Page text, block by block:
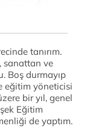
tanırım.
sanattan ve
Boş durmayıp
eğitim yöneticisi
bir yıl, genel
Eğitim
de yaptım.